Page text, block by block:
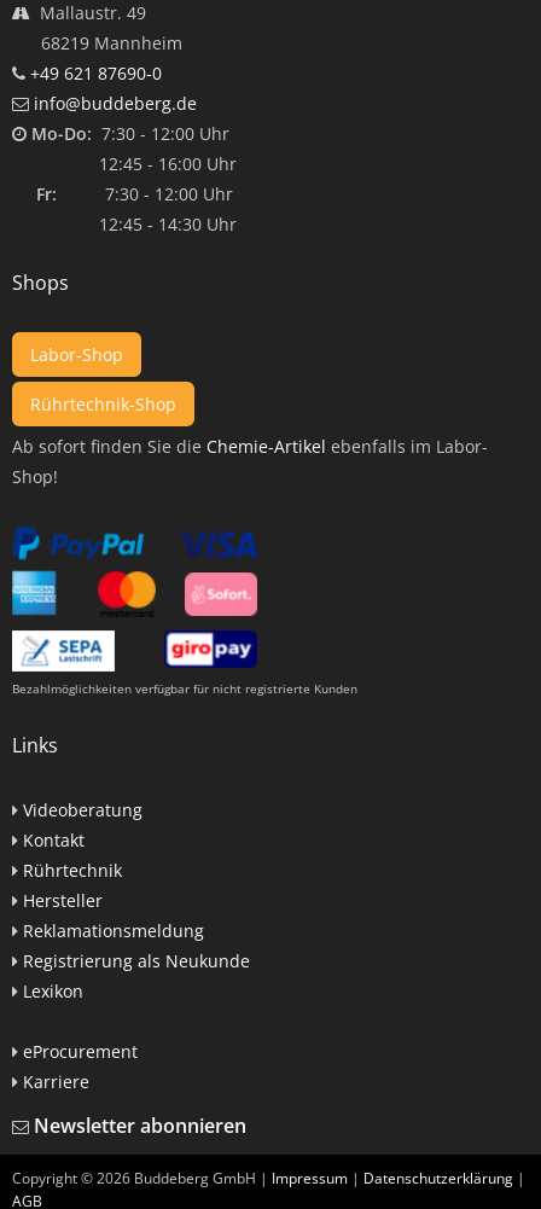
Mallaustr. 49
68219 Mannheim
+49 621 87690-0
info@buddeberg.de
Mo-Do: 7:30 - 12:00 Uhr
12:45 - 16:00 Uhr
Fr: 7:30 - 12:00 Uhr
12:45 - 14:30 Uhr
Shops
Labor-Shop
Rührtechnik-Shop
Ab sofort finden Sie die Chemie-Artikel ebenfalls im Labor-
Shop!
Bezahlmöglichkeiten verfügbar für nicht registrierte Kunden
Links
Videoberatung
Kontakt
Rührtechnik
Hersteller
Reklamationsmeldung
Registrierung als Neukunde
Lexikon
eProcurement
Karriere
Newsletter abonnieren
Copyright ©2026 Buddeberg GmbH | Impressum | Datenschutzerklärung |
AGB